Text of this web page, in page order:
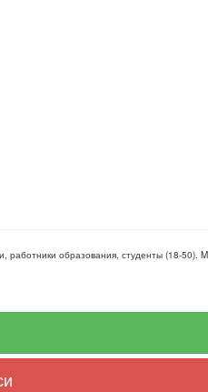
работники образования, студенты (18-50).